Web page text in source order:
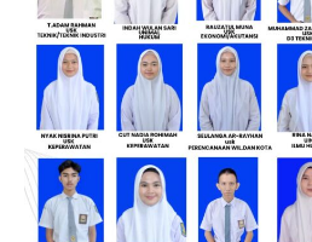
Absensi Guru